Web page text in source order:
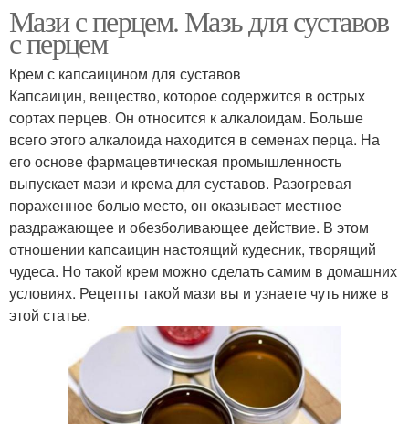
Мази с перцем. Мазь для суставов
с перцем
Крем с капсаицином для суставов
Капсаицин, вещество, которое содержится в острых
сортах перцев. Он относится к алкалоидам. Больше
всего этого алкалоида находится в семенах перца. На
его основе фармацевтическая промышленность
выпускает мази и крема для суставов. Разогревая
пораженное болью место, он оказывает местное
раздражающее и обезболивающее действие. В этом
отношении капсаицин настоящий кудесник, творящий
чудеса. Но такой крем можно сделать самим в домашних
условиях. Рецепты такой мази вы и узнаете чуть ниже в
этой статье.